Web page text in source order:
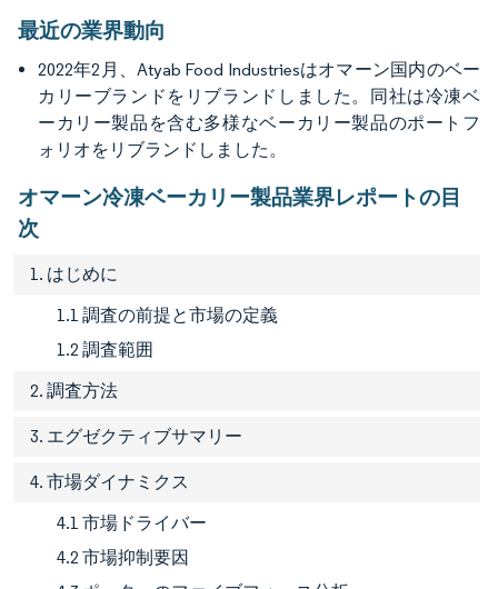
最近の業界動向
2022年2月、Atyab Food Industriesはオマーン国内のベー
カリーブランドをリブランドしました。同社は冷凍ベ
ーカリー製品を含む多様なベーカリー製品のポートフ
ォリオをリブランドしました。
オマーン冷凍ベーカリー製品業界レポートの目
次
1. はじめに
1.1 調査の前提と市場の定義
1.2 調査範囲
2. 調査方法
3. エグゼクティブサマリー
4. 市場ダイナミクス
4.1 市場ドライバー
4.2 市場抑制要因